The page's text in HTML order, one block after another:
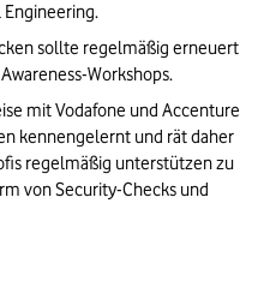
Engineering.
sollte regelmäßig erneuert
Workshops.
mit Vodafone und Accenture
kennengelernt und rät daher
regelmäßig unterstützen zu
von Security-Checks und